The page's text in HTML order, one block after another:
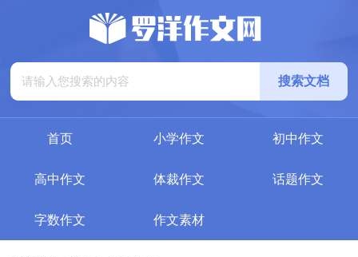
首页 小学作文 初中作文
高中作文 体裁作文 话题作文
字数作文 作文素材